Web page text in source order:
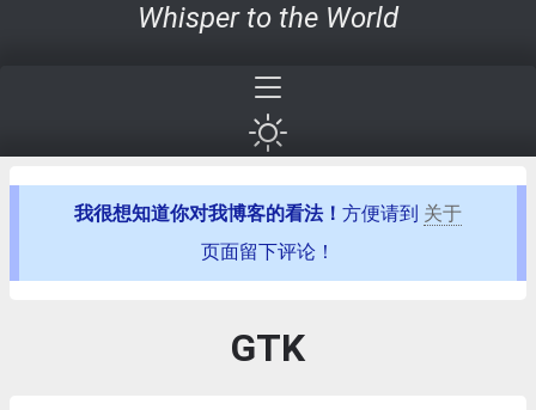
Whisper to the World
我很想知道你对我博客的看法！ 方便请到 关于
页面留下评论！
GTK